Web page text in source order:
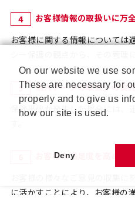
お客様情報の取扱いに万
お客様に関する情報については
個⼈データの取扱いの委
保険事故が発⽣した場合には
お客様の満⾜度を⾼める
に活かすことにより、お客様の
On our website we use
These are necessary for
properly and to give us
how our site is used.
Deny